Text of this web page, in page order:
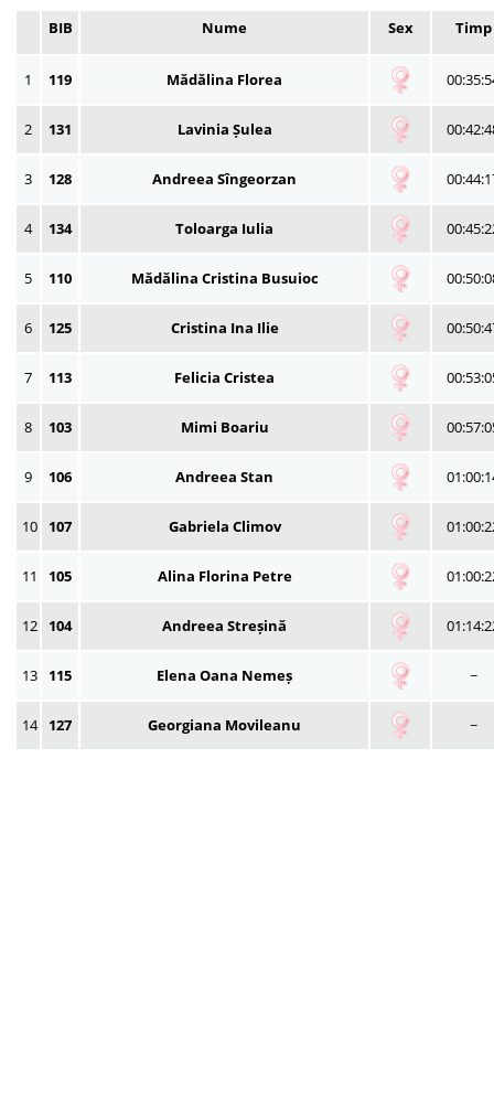
BIB Nume Sex Timp
1 119 Mădălina Florea
2 131 Lavinia Șulea
3 128 Andreea Sîngeorzan
4 134 Toloarga Iulia
5 110 Mădălina Cristina Busuioc
6 125 Cristina Ina Ilie
7 113 Felicia Cristea
8 103 Mimi Boariu
9 106 Andreea Stan
10 107 Gabriela Climov
11 105 Alina Florina Petre
12 104 Andreea Streșină
13 115 Elena Oana Nemeș ~
14 127 Georgiana Movileanu ~